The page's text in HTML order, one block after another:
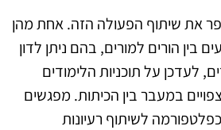
את שיתוף הפעולה הזה. אחת מהן
בין הורים למורים, בהם ניתן לדון
לעדכן על תוכניות הלימודים
במעבר בין הכיתות. מפגשים
לשיתוף רעיונות